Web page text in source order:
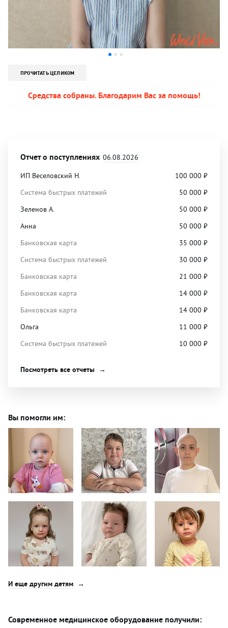
ПРОЧИТАТЬ ЦЕЛИКОМ
Средства собраны. Благодарим Вас за помощь!
Отчет о поступлениях 06.08.2026
ИП Веселовский Н.
100 000 ₽
Система быстрых платежей
50 000 ₽
Зеленов А.
50 000 ₽
Анна
50 000 ₽
Банковская карта
35 000 ₽
Система быстрых платежей
30 000 ₽
Банковская карта
21 000 ₽
Банковская карта
14 000 ₽
Банковская карта
14 000 ₽
Ольга
11 000 ₽
Система быстрых платежей
10 000 ₽
Посмотреть все отчеты
Вы помогли им:
И еще другим детям
Современное медицинское оборудование получили: